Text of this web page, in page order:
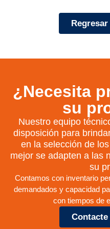
¿Necesita
su
Nuestro equipo
disposición para
en la selección de
mejor se adapten a las
su
Contamos con inventario
demandados y capacidad
con tiempos de
Contacte